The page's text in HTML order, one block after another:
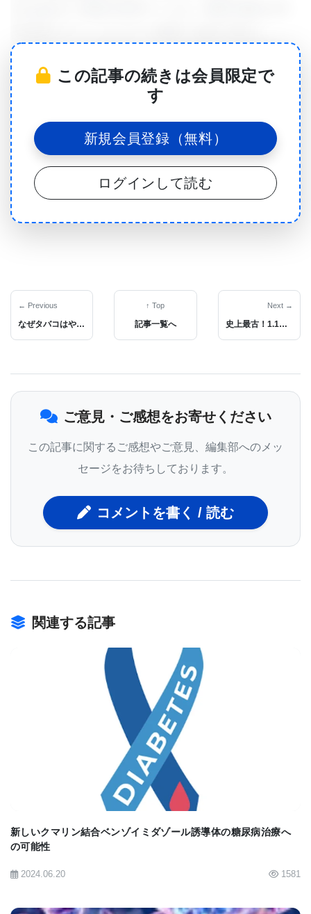
chang）との共同研究により、難治性の代謝性疾患
である代謝機能障害関連脂肪性肝炎（MASH:
metabolic dysfunction-associated steatohepatitis）
を効果的に治療するための、次世代エクソソーム基
盤の薬剤送達技術を開発しました。
MASHは、肥満や糖尿病など様々な代謝性疾患を伴
う複雑な病気であり、既存の治療法は単一の病理メ
承認が遅れたりしています。このような状況は、よ
り安全で効果的な併用療法戦略の必要性を示してい
これらの課題に取り組むため、イェ教授の研究チー
ムは、細胞間のシグナル伝達に重要な役割を果たす
生体由来の粒子である細胞外小胞（エクソソーム）
の内部と表面を同時に操作（エンジニアリング）す
特化した二機能性の薬剤送達システムを構築しまし
れます。既存の脂質ベースの薬剤送達システム（新
適合性が高く、毒性が低く、副作用が少ないため、
有望な次世代の薬剤送達システムと考えられていま
今回の研究は、MASHの主要な病理メカニズムであ
る代謝異常、炎症、線維化を同時に調節するように
設計されています。具体的には、強力な脂肪燃焼作
用を持つタンパク質である線維芽細胞増殖因子
21（FGF21: Fibroblast Growth Factor 21）をエク
ソソームの表面に結合させ、内部には炎症と線維化
この記事の続きは会員限定で
す
新規会員登録（無料）
ログインして読む
← Previous
なぜタバコはやめられない？脳の「報酬と失望」を司る手綱核の謎に迫る
↑ Top
記事一覧へ
Next →
史上最古！1.1億年前の「地獄のアリ」化石をブラジルで発見、驚愕の狩猟方法とは？
ご意見・ご感想をお寄せください
この記事に関するご感想やご意見、編集部へのメッ
セージをお待ちしております。
コメントを書く / 読む
関連する記事
BIOMARKET JP
新しいクマリン結合ベンゾイミダゾール誘導体の糖尿病治療へ
の可能性
2024.06.20 1581